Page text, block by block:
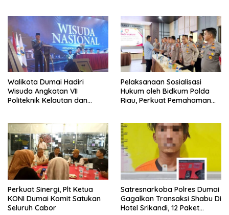
RI
Walikota Dumai Hadiri
Wisuda Angkatan VII
Politeknik Kelautan dan
Pelaksanaan Sosialisasi
Hukum oleh Bidkum Polda
Riau, Perkuat Pemahaman
Perubahan UU Kepolisian
Perkuat Sinergi, Plt Ketua
KONI Dumai Komit Satukan
Seluruh Cabor
Satresnarkoba Polres Dumai
Gagalkan Transaksi Shabu Di
Hotel Srikandi, 12 Paket